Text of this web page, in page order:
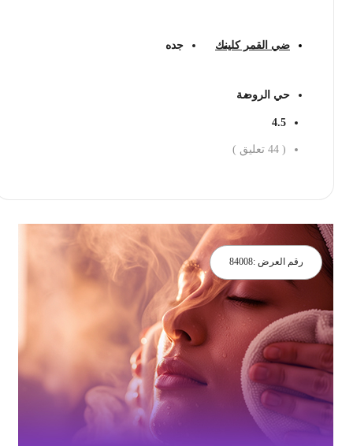
ضي القمر كلينك جده
حي الروضة
4.5
44 تعليق )
رقم العرض :84008